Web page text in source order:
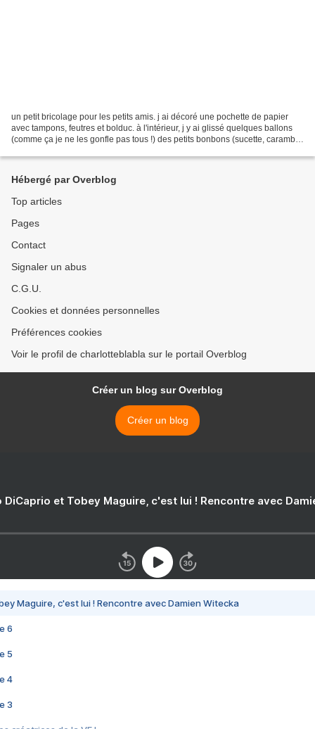
un petit bricolage pour les petits amis. j ai décoré une pochette de papier
avec tampons, feutres et bolduc. à l'intérieur, j y ai glissé quelques ballons
(comme ça je ne les gonfle pas tous !) des petits bonbons (sucette, carambar
Hébergé par Overblog
Top articles
Pages
Contact
Signaler un abus
C.G.U.
Cookies et données personnelles
Préférences cookies
Voir le profil de charlotteblabla sur le portail Overblog
Créer un blog sur Overblog
Créer un blog
DiCaprio et Tobey Maguire, c'est lui ! Rencontre avec
Maguire, c'est lui ! Rencontre avec Damien Witecka
6
5
4
3